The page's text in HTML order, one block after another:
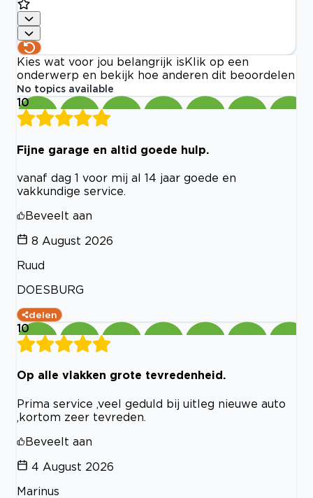
Kies wat voor jou belangrijk is Klik op een
onderwerp en bekijk hoe anderen dit beoordelen
No topics available
10
Fijne garage en altid goede hulp.
vanaf dag 1 voor mij al 14 jaar goede en
vakkundige service.
Beveelt aan
8 August 2026
Ruud
DOESBURG
delen
10
Op alle vlakken grote tevredenheid.
Prima service ,veel geduld bij uitleg nieuwe auto
,kortom zeer tevreden.
Beveelt aan
4 August 2026
Marinus